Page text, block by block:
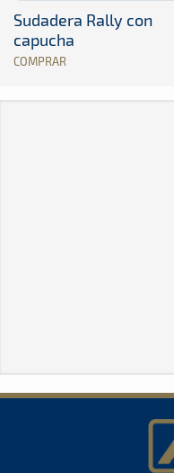
Sudadera Rally con
capucha
COMPRAR